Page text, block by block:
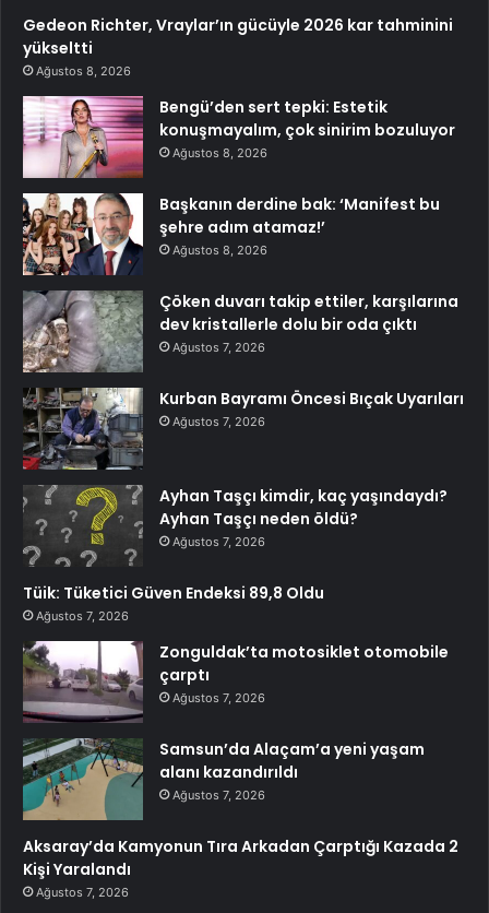
Gedeon Richter, Vraylar’ın gücüyle 2026 kar tahminini
yükseltti
Ağustos 8, 2026
Bengü’den sert tepki: Estetik
konuşmayalım, çok sinirim bozuluyor
Ağustos 8, 2026
Başkanın derdine bak: ‘Manifest bu
şehre adım atamaz!’
Ağustos 8, 2026
Çöken duvarı takip ettiler, karşılarına
dev kristallerle dolu bir oda çıktı
Ağustos 7, 2026
Kurban Bayramı Öncesi Bıçak Uyarıları
Ağustos 7, 2026
Ayhan Taşçı kimdir, kaç yaşındaydı?
Ayhan Taşçı neden öldü?
Ağustos 7, 2026
Tüik: Tüketici Güven Endeksi 89,8 Oldu
Ağustos 7, 2026
Zonguldak’ta motosiklet otomobile
çarptı
Ağustos 7, 2026
Samsun’da Alaçam’a yeni yaşam
alanı kazandırıldı
Ağustos 7, 2026
Aksaray’da Kamyonun Tıra Arkadan Çarptığı Kazada 2
Kişi Yaralandı
Ağustos 7, 2026